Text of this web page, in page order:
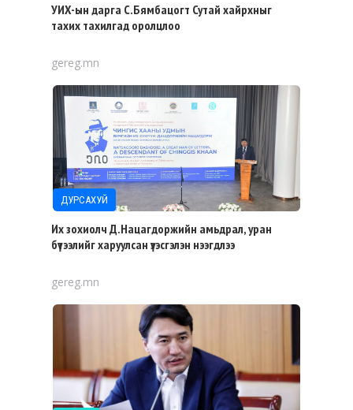
УИХ-ын дарга С.Бямбацогт Сутай хайрхныг
тахих тахилгад оролцлоо
gereg.mn
ДУРСАХУЙ
Их зохиолч Д.Нацагдоржийн амьдрал, уран
бүтээлийг харуулсан үзэсгэлэн нээгдлээ
gereg.mn